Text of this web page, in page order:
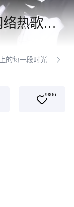
歌单：2026抖音BGM网络热歌｜开车路上的必备神曲
舒缓治愈的热门旋律，适配通勤路上的每一段时光。卸下生活的疲惫与浮躁，伴着温柔曲调放松身心，驱散路途烦闷，沉浸式享受独处的惬意时刻。
9806